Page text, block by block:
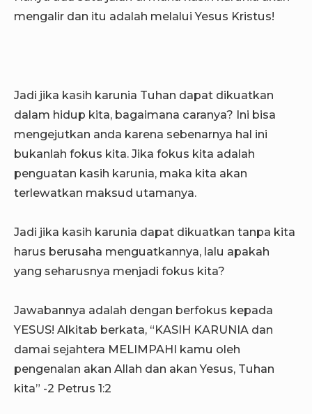
mengalir dan itu adalah melalui Yesus Kristus!
Jadi jika kasih karunia Tuhan dapat dikuatkan
dalam hidup kita, bagaimana caranya? Ini bisa
mengejutkan anda karena sebenarnya hal ini
bukanlah fokus kita. Jika fokus kita adalah
penguatan kasih karunia, maka kita akan
terlewatkan maksud utamanya.
Jadi jika kasih karunia dapat dikuatkan tanpa kita
harus berusaha menguatkannya, lalu apakah
yang seharusnya menjadi fokus kita?
Jawabannya adalah dengan berfokus kepada
YESUS! Alkitab berkata, “KASIH KARUNIA dan
damai sejahtera MELIMPAHI kamu oleh
pengenalan akan Allah dan akan Yesus, Tuhan
kita” -2 Petrus 1:2